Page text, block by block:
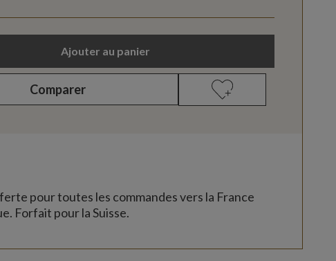
Ajouter au panier
Comparer
pour toutes les commandes vers la France
Forfait pour la Suisse.